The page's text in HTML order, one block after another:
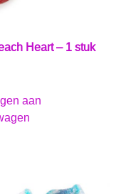
Heart – 1 stuk
aan